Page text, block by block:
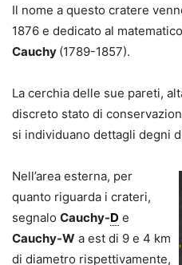
Il nome a questo cratere
1876 e dedicato al
Cauchy (1789-1857).
La cerchia delle sue pareti,
discreto stato di
si individuano dettagli degni
Nell’area esterna, per
quanto riguarda i crateri,
segnalo Cauchy-D e
Cauchy-W a est di 9 e 4 km
di diametro rispettivamente,